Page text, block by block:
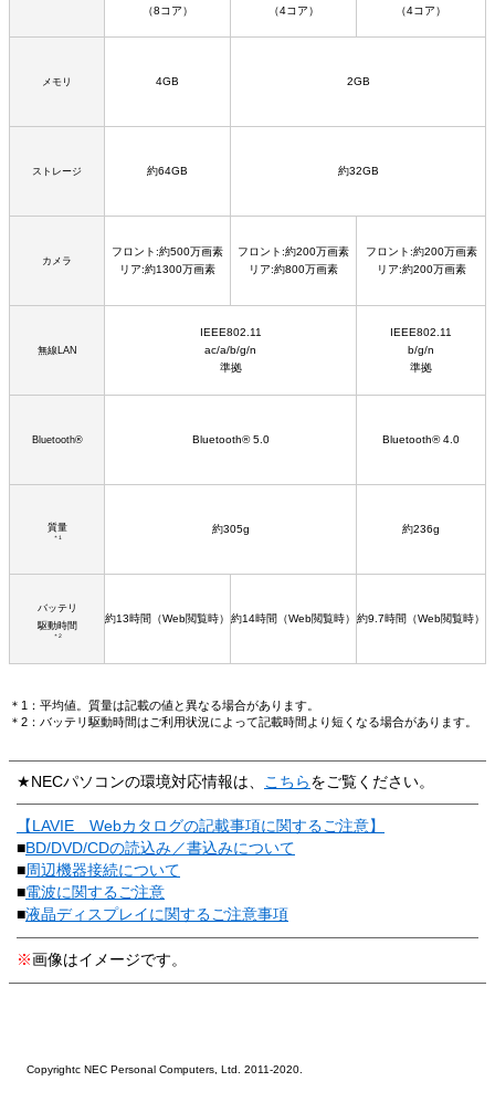
（8コア）
（4コア）
（4コア）
メモリ 4GB 2GB
ストレージ 約64GB 約32GB
カメラ
フロント:約500万画素
リア:約1300万画素
フロント:約200万画素
リア:約800万画素
フロント:約200万画素
リア:約200万画素
無線LAN
IEEE802.11
ac/a/b/g/n
準拠
IEEE802.11
b/g/n
準拠
Bluetooth® Bluetooth® 5.0 Bluetooth® 4.0
質量
＊1
約305g 約236g
バッテリ
駆動時間
＊2
約13時間（Web閲覧時） 約14時間（Web閲覧時） 約9.7時間（Web閲覧時）
＊1：平均値。質量は記載の値と異なる場合があります。
＊2：バッテリ駆動時間はご利用状況によって記載時間より短くなる場合があります。
★NECパソコンの環境対応情報は、 こちらをご覧ください。
【LAVIE Webカタログの記載事項に関するご注意】
■BD/DVD/CDの読込み／書込みについて
■周辺機器接続について
■電波に関するご注意
■液晶ディスプレイに関するご注意事項
※画像はイメージです。
Copyrightc NEC Personal Computers, Ltd. 2011-2020.